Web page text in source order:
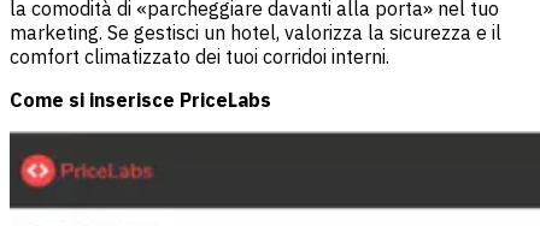
la comodità di «parcheggiare davanti alla porta» nel tuo
marketing. Se gestisci un hotel, valorizza la sicurezza e il
comfort climatizzato dei tuoi corridoi interni.
Come si inserisce PriceLabs